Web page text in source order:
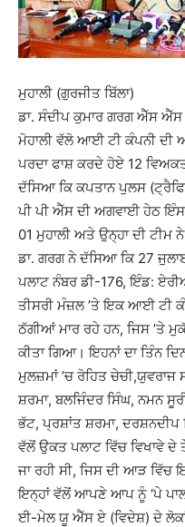
ਮੁਹਾਲੀ (ਗੁਰਜੀਤ ਬਿੱਲਾ)
ਡਾ. ਸੰਦੀਪ ਕੁਮਾਰ ਗਰਗ ਐੱਸ ਐੱਸ
ਮੋਹਾਲੀ ਵੱਲੋ ਆਈ ਟੀ ਕੰਪਨੀ ਦੀ
ਪਰਦਾ ਫਾਸ਼ ਕਰਦੇ ਹੋਏ 12
ਦੱਸਿਆ ਕਿ ਕਪਤਾਨ ਪੁਲਸ
ਪੀ ਪੀ ਐੱਸ ਦੀ ਅਗਵਾਈ ਹੇਠ
01 ਮੁਹਾਲੀ ਅਤੇ ਉਨ੍ਹਾ ਦੀ ਟੀਮ
ਡਾ. ਗਰਗ ਨੇ ਦੱਸਿਆ ਕਿ 27
ਪਲਾਟ ਨੰਬਰ ਡੀ-176, ਇੰਡ:
ਤੀਸਰੀ ਮੰਜ਼ਲ ’ਤੇ ਇਕ ਆਈ ਟੀ
ਠੱਗੀਆਂ ਮਾਰ ਰਹੇ ਹਨ, ਜਿਸ ’ਤੇ
ਕੀਤਾ ਗਿਆ। ਇਹਨਾਂ ਦਾ ਤਿੰਨ
ਮੁਲਜ਼ਮਾਂ ’ਚ ਰੋਹਿਤ ਚੇਚੀ,ਯੁਵਰਾਜ
ਸ਼ਰਮਾ, ਬਲਜਿੰਦਰ ਸਿੰਘ, ਨਮਨ
ਭੱਟ, ਪ੍ਰਸ਼ਾਂਤ ਸ਼ਰਮਾ,
ਵੱਲੋਂ ਉਕਤ ਪਲਾਟ ਵਿੱਚ ਵਿਖਾਵੇ ਦੇ
ਜਾ ਰਹੀ ਸੀ, ਜਿਸ ਦੀ ਆੜ ਵਿੱਚ
ਇਨ੍ਹਾਂ ਵੱਲੋਂ ਆਪਣੇ ਆਪ ਨੂੰ ‘ਪੇ
ਈ-ਮੇਲ ਯੂ ਐੱਸ ਏ (ਵਿਦੇਸ਼) ਦੇ